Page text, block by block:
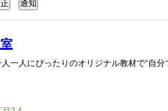
一人にぴったりのオリジナル教材で“自分